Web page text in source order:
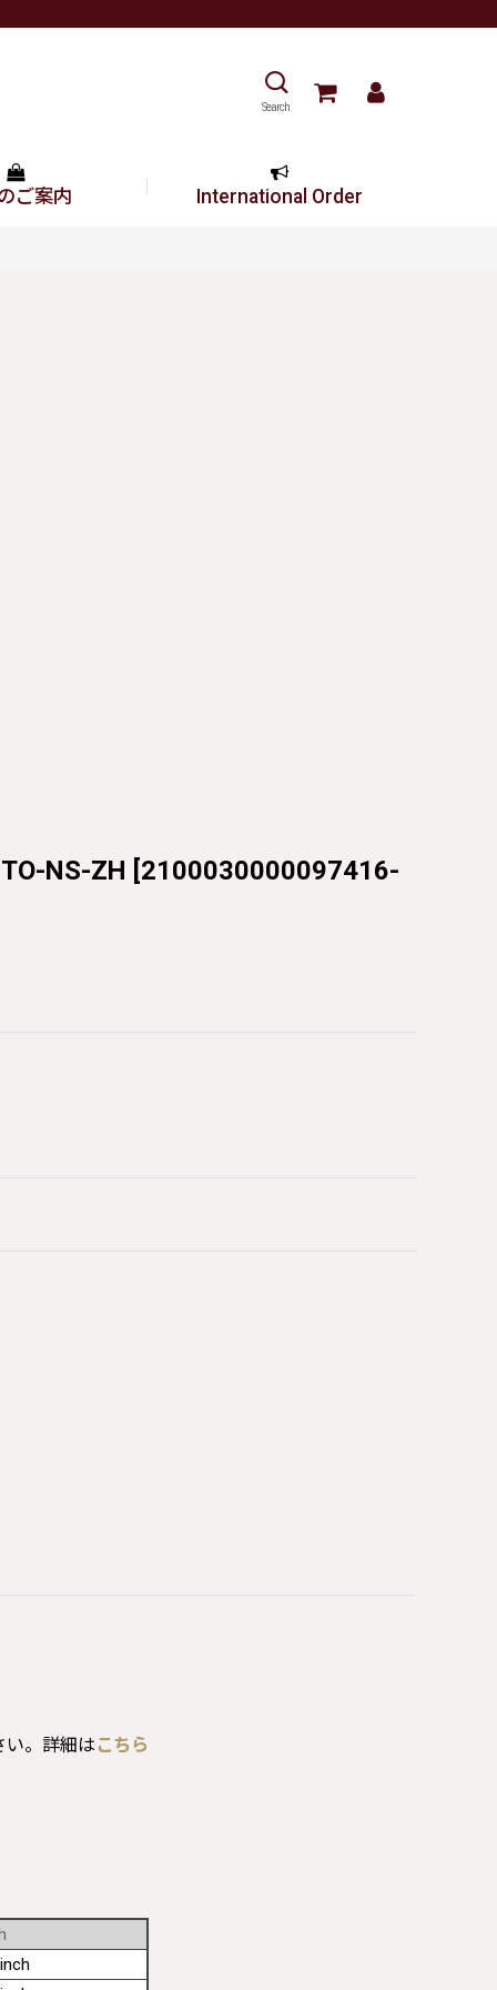
Search
ご案内 International Order
NS-ZH [2100030000097416-
い。詳細は こちら